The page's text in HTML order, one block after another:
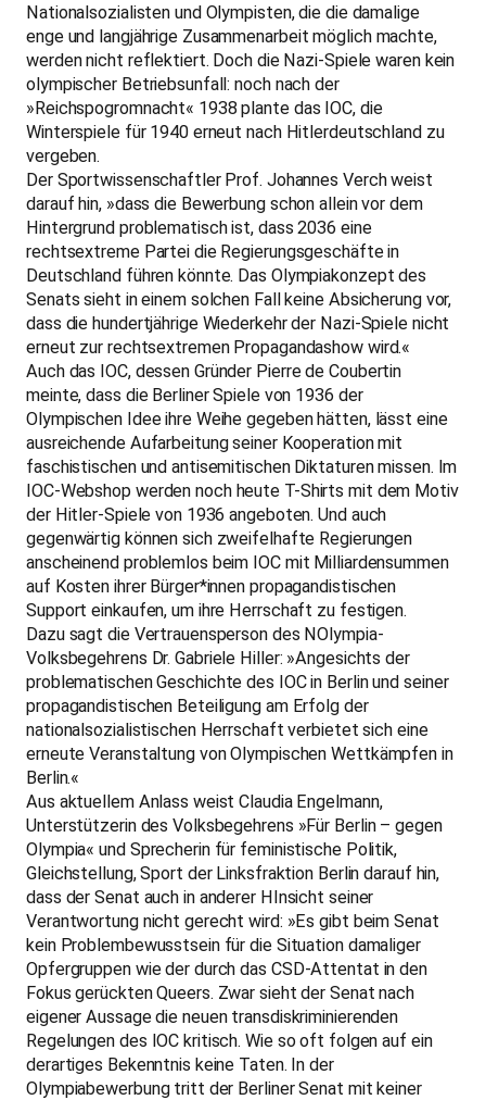
Nationalsozialisten und Olympisten, die die damalige
enge und langjährige Zusammenarbeit möglich machte,
werden nicht reflektiert. Doch die Nazi-Spiele waren kein
olympischer Betriebsunfall: noch nach der
»Reichspogromnacht« 1938 plante das IOC, die
Winterspiele für 1940 erneut nach Hitlerdeutschland zu
vergeben.
Der Sportwissenschaftler Prof. Johannes Verch weist
darauf hin, »dass die Bewerbung schon allein vor dem
Hintergrund problematisch ist, dass 2036 eine
rechtsextreme Partei die Regierungsgeschäfte in
Deutschland führen könnte. Das Olympiakonzept des
Senats sieht in einem solchen Fall keine Absicherung vor,
dass die hundertjährige Wiederkehr der Nazi-Spiele nicht
erneut zur rechtsextremen Propagandashow wird.«
Auch das IOC, dessen Gründer Pierre de Coubertin
meinte, dass die Berliner Spiele von 1936 der
Olympischen Idee ihre Weihe gegeben hätten, lässt eine
ausreichende Aufarbeitung seiner Kooperation mit
faschistischen und antisemitischen Diktaturen missen. Im
IOC-Webshop werden noch heute T-Shirts mit dem Motiv
der Hitler-Spiele von 1936 angeboten. Und auch
gegenwärtig können sich zweifelhafte Regierungen
anscheinend problemlos beim IOC mit Milliardensummen
auf Kosten ihrer Bürger*innen propagandistischen
Support einkaufen, um ihre Herrschaft zu festigen.
Dazu sagt die Vertrauensperson des NOlympia-
Volksbegehrens Dr. Gabriele Hiller: »Angesichts der
problematischen Geschichte des IOC in Berlin und seiner
propagandistischen Beteiligung am Erfolg der
nationalsozialistischen Herrschaft verbietet sich eine
erneute Veranstaltung von Olympischen Wettkämpfen in
Berlin.«
Aus aktuellem Anlass weist Claudia Engelmann,
Unterstützerin des Volksbegehrens »Für Berlin – gegen
Olympia« und Sprecherin für feministische Politik,
Gleichstellung, Sport der Linksfraktion Berlin darauf hin,
dass der Senat auch in anderer HInsicht seiner
Verantwortung nicht gerecht wird: »Es gibt beim Senat
kein Problembewusstsein für die Situation damaliger
Opfergruppen wie der durch das CSD-Attentat in den
Fokus gerückten Queers. Zwar sieht der Senat nach
eigener Aussage die neuen transdiskriminierenden
Regelungen des IOC kritisch. Wie so oft folgen auf ein
derartiges Bekenntnis keine Taten. In der
Olympiabewerbung tritt der Berliner Senat mit keiner